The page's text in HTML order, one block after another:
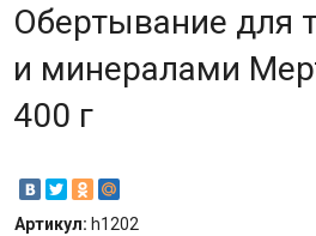
Обертывание для
и минералами
400 г
Артикул: h1202